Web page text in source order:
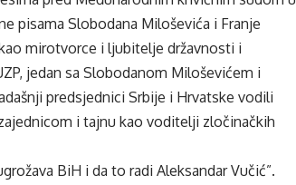
pisama Slobodana Miloševića i Franje
mirotvorce i ljubitelje državnosti i
jedan sa Slobodanom Miloševićem i
predsjednici Srbije i Hrvatske vodili
i tajnu kao voditelji zločinačkih
BiH i da to radi Aleksandar Vučić”.